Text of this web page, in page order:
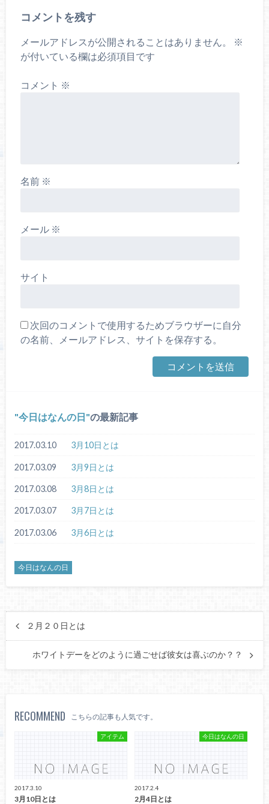
コメントを残す
メールアドレスが公開されることはありません。
※
が付いている欄は必須項目です
コメント ※
名前 ※
メール ※
サイト
次回のコメントで使用するためブラウザーに自分
の名前、メールアドレス、サイトを保存する。
今日はなんの日 の最新記事
2017.03.10 3月10日とは
2017.03.09 3月9日とは
2017.03.08 3月8日とは
2017.03.07 3月7日とは
2017.03.06 3月6日とは
今日はなんの日
２月２０日とは
ホワイトデーをどのように過ごせば彼女は喜ぶのか？？
RECOMMEND こちらの記事も人気です。
アイテム
2017.3.10
3月10日とは
今日はなんの日
2017.2.4
2月4日とは